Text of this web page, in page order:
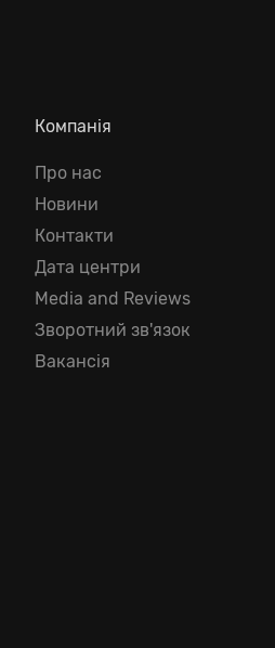
Компанія
Про нас
Новини
Контакти
Дата центри
Media and Reviews
Зворотний зв'язок
Вакансія